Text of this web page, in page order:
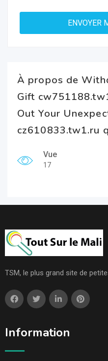
À propos de
Gift
Out Your
cz610833.tw1.ru
Vue
17
TSM, le plus grand site de
Information